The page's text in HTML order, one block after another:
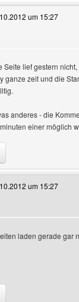
anzeigen
um 15:27
Seite lief gestern
ganze zeit und die
anderes - die
einer möglich
dieses
Profile anzeigen
um 15:27
laden gerade gar
dieses